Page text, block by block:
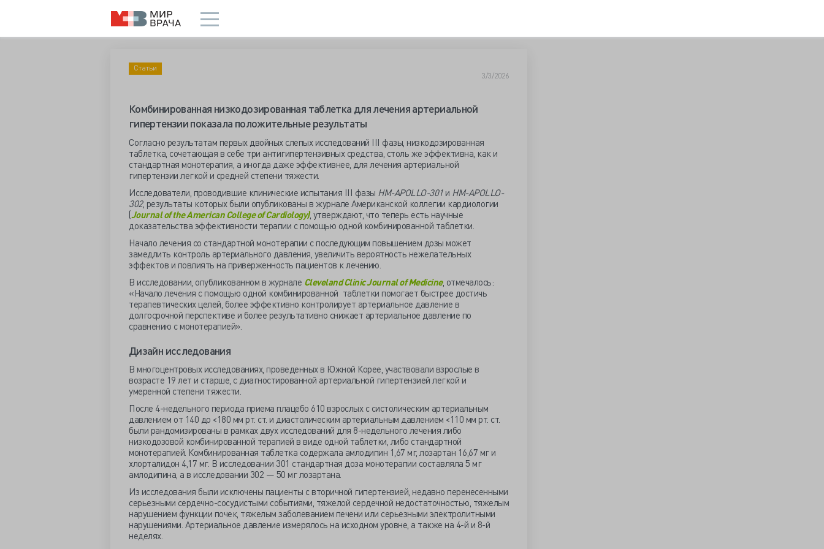
Статьи
3/3/2026
Комбинированная низкодозированная таблетка для лечения артериальной
гипертензии показала положительные результаты
Согласно результатам первых двойных слепых исследований III фазы, низкодозированная
таблетка, сочетающая в себе три антигипертензивных средства, столь же эффективна, как и
стандартная монотерапия, а иногда даже эффективнее, для лечения артериальной
гипертензии легкой и средней степени тяжести.
Исследователи, проводившие клинические испытания III фазы HM-APOLLO-301и HM-APOLLO-
302, результаты которых были опубликованы в журнале Американской коллегии кардиологии
(Journal of the American College of Cardiology), утверждают, что теперь есть научные
доказательства эффективности терапии с помощью одной комбинированной таблетки.
Начало лечения со стандартной монотерапии с последующим повышением дозы может
замедлить контроль артериального давления, увеличить вероятность нежелательных
эффектов и повлиять на приверженность пациентов к лечению.
В исследовании, опубликованном в журнале Cleveland Clinic Journal of Medicine, отмечалось:
«Начало лечения с помощью одной комбинированной таблетки помогает быстрее достичь
терапевтических целей, более эффективно контролирует артериальное давление в
долгосрочной перспективе и более результативно снижает артериальное давление по
сравнению с монотерапией».
Дизайн исследования
В многоцентровых исследованиях, проведенных в Южной Корее, участвовали взрослые в
возрасте 19 лет и старше, с диагностированной артериальной гипертензией легкой и
умеренной степени тяжести.
После 4-недельного периода приема плацебо 610 взрослых с систолическим артериальным
давлением от 140 до <180 мм рт. ст. и диастолическим артериальным давлением <110 мм рт. ст.
были рандомизированы в рамках двух исследований для 8-недельного лечения либо
низкодозовой комбинированной терапией в виде одной таблетки, либо стандартной
монотерапией. Комбинированная таблетка содержала амлодипин 1,67 мг, лозартан 16,67 мг и
хлорталидон 4,17 мг. В исследовании 301 стандартная доза монотерапии составляла 5 мг
амлодипина, а в исследовании 302 — 50 мг лозартана.
Из исследования были исключены пациенты с вторичной гипертензией, недавно перенесенными
серьезными сердечно-сосудистыми событиями, тяжелой сердечной недостаточностью, тяжелым
нарушением функции почек, тяжелым заболеванием печени или серьезными электролитными
нарушениями. Артериальное давление измерялось на исходном уровне, а также на 4-й и 8-й
неделях.